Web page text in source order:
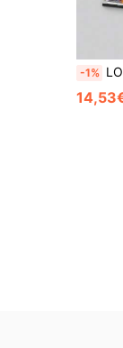
-1% LOZ Mini Bauklötze,